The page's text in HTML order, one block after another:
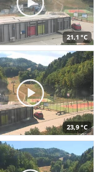
21,1 °C
23,9 °C